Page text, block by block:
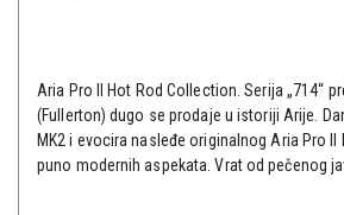
Aria Pro II Hot Rod Collection. Serija „714“
(Fullerton) dugo se prodaje u istoriji Arije.
MK2 i evocira nasleđe originalnog Aria Pro
puno modernih aspekata. Vrat od pečenog